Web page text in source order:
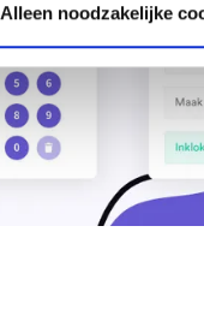
Alleen noodzakelijke